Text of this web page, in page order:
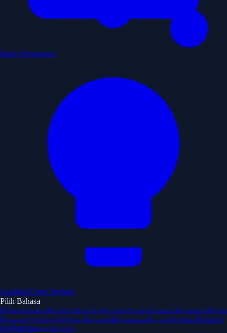
Impor Permainan
Langkah Catur Terbaik
Pilih Bahasa
id Bahasa Indonesia de Deutsch en English es español fr français it italiano nl Nederlands pl polski
pt português vi Tiếng Việt tr Türkçe ru русский uk українська ar العربية ja 日本語 zh 简体中文
zh-Hant 繁體中文 ko 한국어